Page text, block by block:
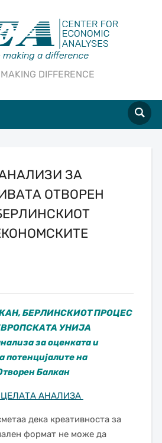
DIFFERENCE
ЗА
ОТВОРЕН
БЕРЛИНСКИОТ ПРОЦЕС
УНИЈА
за оценката и
потенцијалите на
Балкан
АНАЛИЗА
дека креативноста за
формат не може да